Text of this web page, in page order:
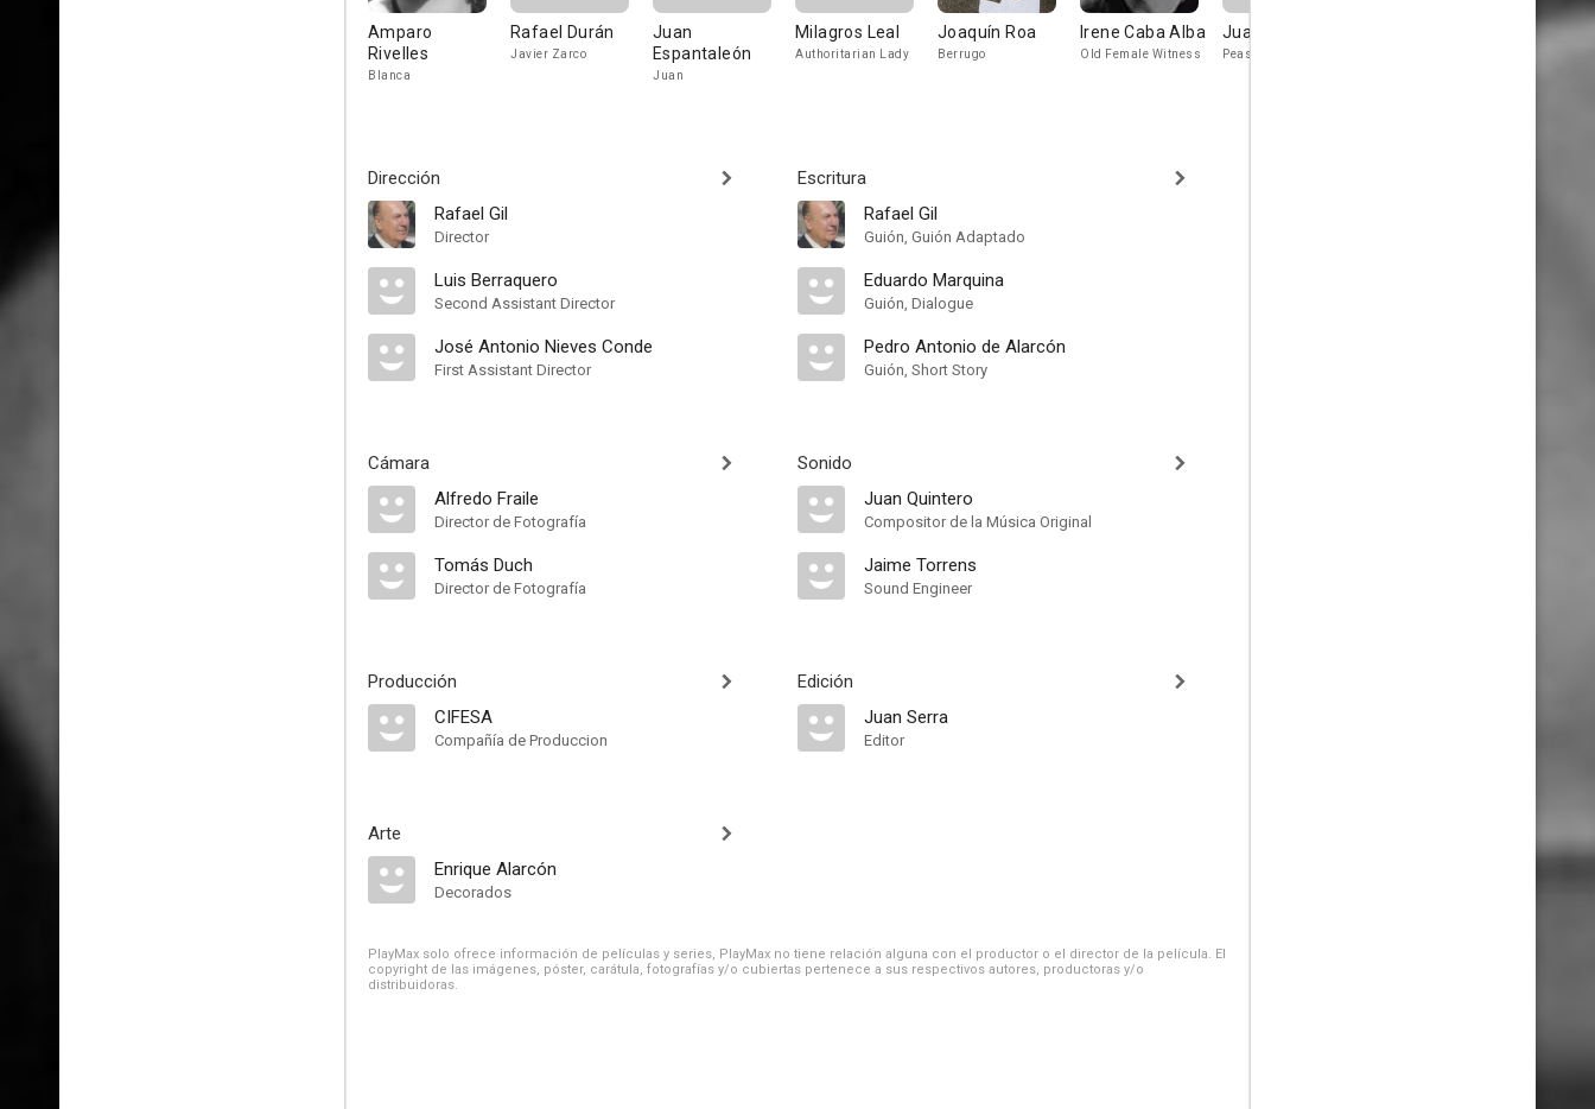
Amparo
Rivelles
Blanca
Rafael Durán
Javier Zarco
Juan
Espantaleón
Juan
Milagros Leal
Authoritarian Lady
Joaquín Roa
Berrugo
Irene Caba Alba
Old Female Witness
Juan Calvo
Peasant
Rafaela
Dirección
Rafael Gil
Director
Luis Berraquero
Second Assistant Director
José Antonio Nieves Conde
First Assistant Director
Cámara
Alfredo Fraile
Director de Fotografía
Tomás Duch
Director de Fotografía
Producción
CIFESA
Compañía de Produccion
Arte
Enrique Alarcón
Decorados
Escritura
Rafael Gil
Guión, Guión Adaptado
Eduardo Marquina
Guión, Dialogue
Pedro Antonio de Alarcón
Guión, Short Story
Sonido
Juan Quintero
Compositor de la Música Original
Jaime Torrens
Sound Engineer
Edición
Juan Serra
Editor
PlayMax solo ofrece información de películas y series, PlayMax no tiene relación alguna con el productor o el director de la película. El
copyright de las imágenes, póster, carátula, fotografías y/o cubiertas pertenece a sus respectivos autores, productoras y/o
distribuidoras.